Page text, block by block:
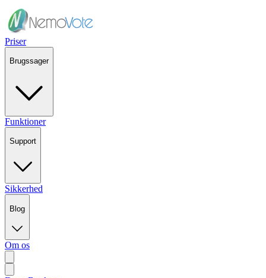
Priser
Brugssager
Funktioner
Support
Sikkerhed
Blog
Om os